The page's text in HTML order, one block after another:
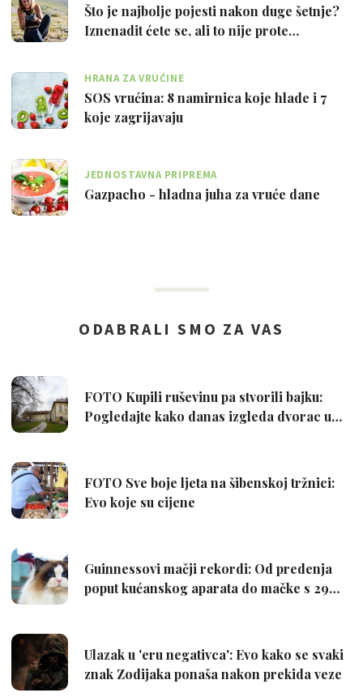
Što je najbolje pojesti nakon duge šetnje?
Iznenadit ćete se, ali to nije prote…
HRANA ZA VRUĆINE
SOS vrućina: 8 namirnica koje hlade i 7
koje zagrijavaju
JEDNOSTAVNA PRIPREMA
Gazpacho - hladna juha za vruće dane